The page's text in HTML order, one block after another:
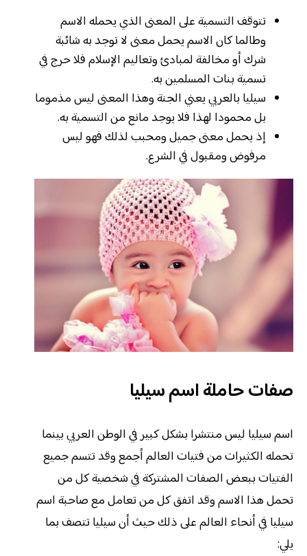
تتوقف التسمية على المعنى الذي يحمله الاسم
وطالما كان الاسم يحمل معنى لا توجد به شائبة
شرك أو مخالفة لمبادئ وتعاليم الإسلام فلا حرج في
تسمية بنات المسلمين به.
سيليا بالعربي يعني الجنة وهذا المعنى ليس مذموما
بل محمودا لهذا فلا يوجد مانع من التسمية به.
إذ يحمل معنى جميل ومحبب لذلك فهو ليس
مرفوض ومقبول في الشرع.
صفات حاملة اسم سيليا
اسم سيليا ليس منتشرا بشكل كبير في الوطن العربي بينما
تحمله الكثيرات من فتيات العالم أجمع وقد تتسم جميع
الفتيات ببعض الصفات المشتركة في شخصية كل من
تحمل هذا الاسم وقد اتفق كل من تعامل مع صاحبة اسم
سيليا في أنحاء العالم على ذلك حيث أن سيليا تتصف بما
يلي: